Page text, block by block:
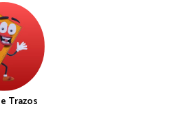
Trazos